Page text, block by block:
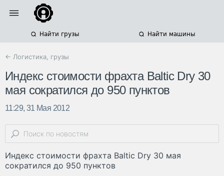
Найти грузы Найти машины
← Логистика, грузы
Индекс стоимости фрахта Baltic Dry 30
мая сократился до 950 пунктов
11:29, 31 Мая 2012
Индекс стоимости фрахта Baltic Dry 30 мая
сократился до 950 пунктов